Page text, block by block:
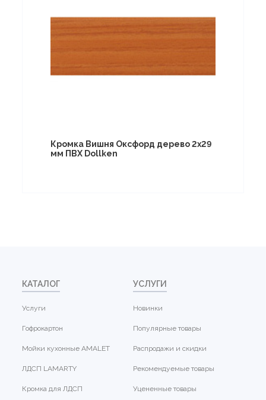
Кромка Вишня Оксфорд дерево 2х29
мм ПВХ Dollken
КАТАЛОГ
Услуги
Гофрокартон
Мойки кухонные AMALET
ЛДСП LAMARTY
Кромка для ЛДСП
УСЛУГИ
Новинки
Популярные товары
Распродажи и скидки
Рекомендуемые товары
Уцененные товары